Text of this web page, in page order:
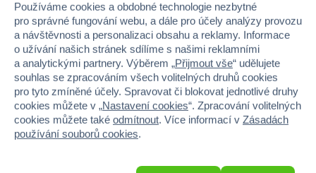
Věk od 6
Pohlaví HOLKA, KLUK
Šířka 21
Výška 21
Hloubka
Používáme cookies a obdobné technologie nezbytné
pro správné fungování webu, a dále pro účely analýzy provozu
a návštěvnosti a personalizaci obsahu a reklamy. Informace
o užívání našich stránek sdílíme s našimi reklamními
a analytickými partnery. Výběrem „Přijmout vše“ udělujete
souhlas se zpracováním všech volitelných druhů cookies
pro tyto zmíněné účely. Spravovat či blokovat jednotlivé druhy
cookies můžete v „Nastavení cookies“. Zpracování volitelných
cookies můžete také odmítnout. Více informací v Zásadách
používání souborů cookies.